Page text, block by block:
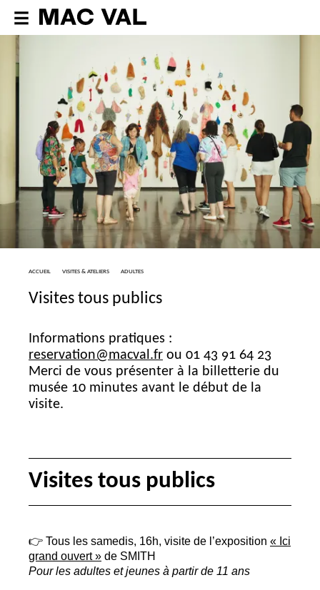
ACCUEIL VISITES & ATELIERS ADULTES
Visites tous publics
Informations pratiques :
reservation@macval.fr ou 01 43 91 64 23
Merci de vous présenter à la billetterie du
musée 10 minutes avant le début de la
visite.
Visites tous publics
👉 Tous les samedis, 16h, visite de l’exposition « Ici
grand ouvert » de SMITH
Pour les adultes et jeunes à partir de 11 ans